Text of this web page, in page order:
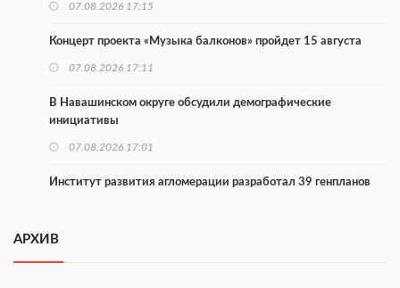
07.08.2026 17:15
Концерт проекта «Музыка балконов» пройдет 15 августа
07.08.2026 17:11
В Навашинском округе обсудили демографические
инициативы
07.08.2026 17:01
Институт развития агломерации разработал 39 генпланов
С 8 августа изменят схему движения на въезде в Нижний
Новгород
АРХИВ